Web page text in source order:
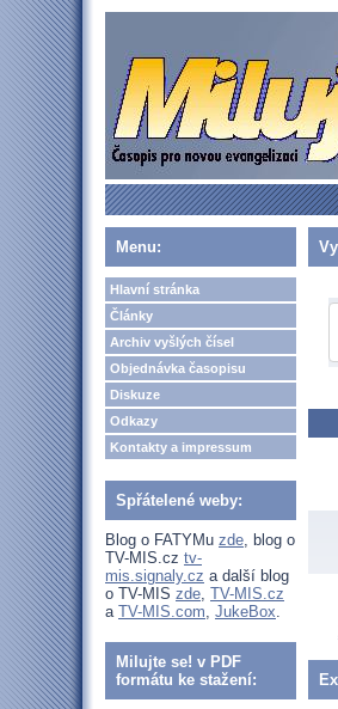
Menu:
Hlavní stránka
Články
Archiv vyšlých čísel
Objednávka časopisu
Diskuze
Odkazy
Kontakty a impressum
Spřátelené weby:
Blog o FATYMu zde, blog o
TV-MIS.cz tv-
mis.signaly.cz a další blog
o TV-MIS zde, TV-MIS.cz
a TV-MIS.com, JukeBox.
Milujte se! v PDF
formátu ke stažení: